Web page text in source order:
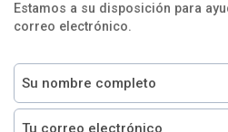
Estamos a su disposición para
correo electrónico.